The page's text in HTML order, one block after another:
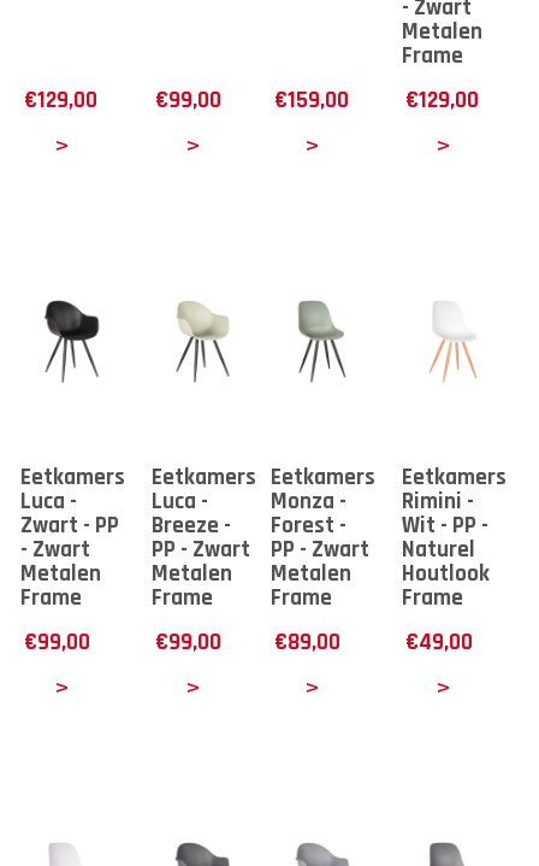
€129,00 €99,00 €159,00
- Zwart
Metalen
Frame
€129,00
Eetkamerstoel
Luca -
Zwart - PP
- Zwart
Metalen
Frame
€99,00
Eetkamerstoel
Luca -
Breeze -
PP - Zwart
Metalen
Frame
€99,00
Eetkamerstoel
Monza -
Forest -
PP - Zwart
Metalen
Frame
€89,00
Rimini -
Wit - PP -
Naturel
Houtlook
Frame
€49,00